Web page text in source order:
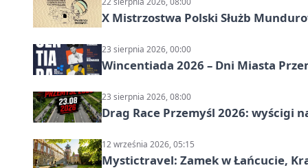
X Mistrzostwa Polski Służb
23 sierpnia 2026, 00:00
Wincentiada 2026 – Dni Miasta
23 sierpnia 2026, 08:00
Drag Race Przemyśl 2026: wyścigi
12 września 2026, 05:15
Mystictravel: Zamek w Łańcucie,